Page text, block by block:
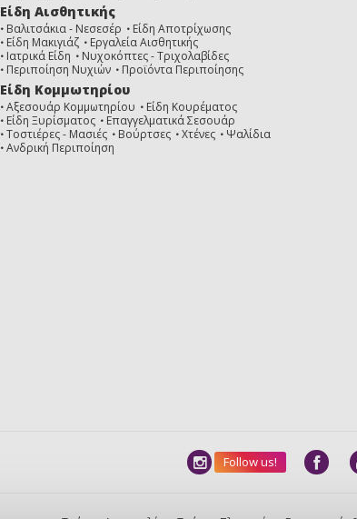
Είδη Αισθητικής
Βαλιτσάκια - Νεσεσέρ
Είδη Αποτρίχωσης
Είδη Μακιγιάζ
Εργαλεία Αισθητικής
Ιατρικά Είδη
Νυχοκόπτες - Τριχολαβίδες
Περιποίηση Νυχιών
Προϊόντα Περιποίησης
Είδη Κομμωτηρίου
Αξεσουάρ Κομμωτηρίου
Είδη Κουρέματος
Είδη Ξυρίσματος
Επαγγελματικά Σεσουάρ
Τοστιέρες - Μασιές
Βούρτσες Χτένες
Ψαλίδια
Ανδρική Περιποίηση
Follow us!